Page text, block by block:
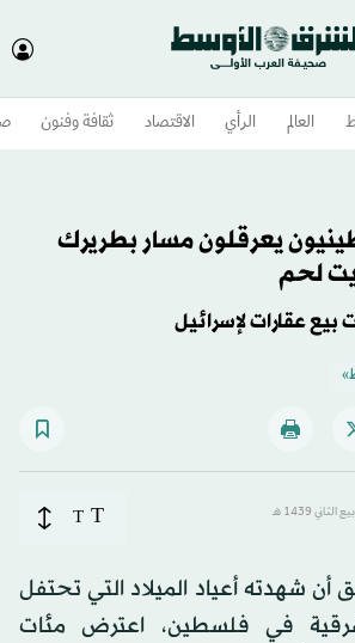
العالم الرأي الاقتصاد ثقافة وفنون
يعرقلون مسار بطريرك
لحم
عقارات لإسرائيل
T
T
شهدته أعياد الميلاد التي تحتفل
في فلسطين، اعترض مئات